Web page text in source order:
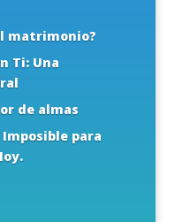
matrimonio?
Ti: Una
de almas
Imposible para